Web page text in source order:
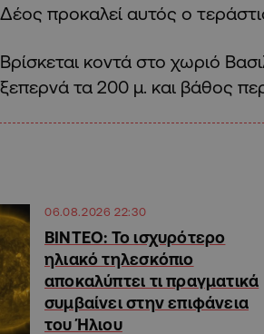
Δέος προκαλεί αυτός ο
Βρίσκεται κοντά στο χωριό
ξεπερνά τα 200 μ. και βάθος
06.08.2026 22:30
ΒΙΝΤΕΟ: Το ισχυρότερο
ηλιακό τηλεσκόπιο
αποκαλύπτει τι πραγματικά
συμβαίνει στην επιφάνεια
του Ήλιου